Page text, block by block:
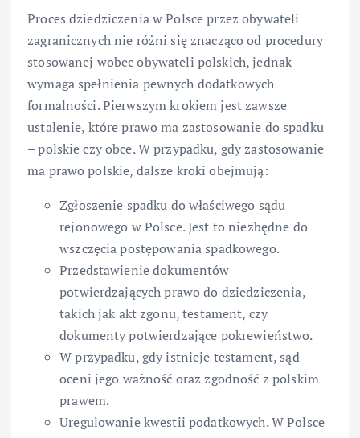
Proces dziedziczenia w Polsce przez obywateli
zagranicznych nie różni się znacząco od procedury
stosowanej wobec obywateli polskich, jednak
wymaga spełnienia pewnych dodatkowych
formalności. Pierwszym krokiem jest zawsze
ustalenie, które prawo ma zastosowanie do spadku
– polskie czy obce. W przypadku, gdy zastosowanie
ma prawo polskie, dalsze kroki obejmują:
Zgłoszenie spadku do właściwego sądu
rejonowego w Polsce. Jest to niezbędne do
wszczęcia postępowania spadkowego.
Przedstawienie dokumentów
potwierdzających prawo do dziedziczenia,
takich jak akt zgonu, testament, czy
dokumenty potwierdzające pokrewieństwo.
W przypadku, gdy istnieje testament, sąd
oceni jego ważność oraz zgodność z polskim
prawem.
Uregulowanie kwestii podatkowych. W Polsce